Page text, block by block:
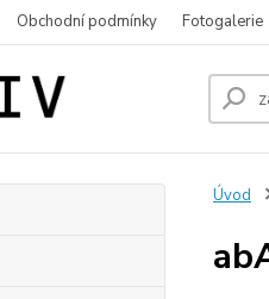
Obchodní podmínky Fotogalerie
Úvod